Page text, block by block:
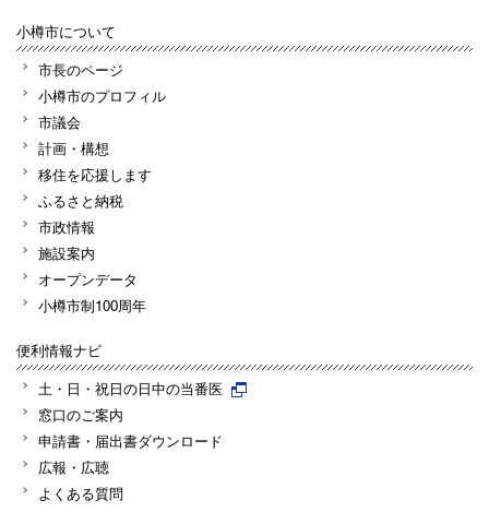
小樽市について
市長のページ
小樽市のプロフィル
市議会
計画・構想
移住を応援します
ふるさと納税
市政情報
施設案内
オープンデータ
小樽市制100周年
便利情報ナビ
土・日・祝日の日中の当番医
窓口のご案内
申請書・届出書ダウンロード
広報・広聴
よくある質問